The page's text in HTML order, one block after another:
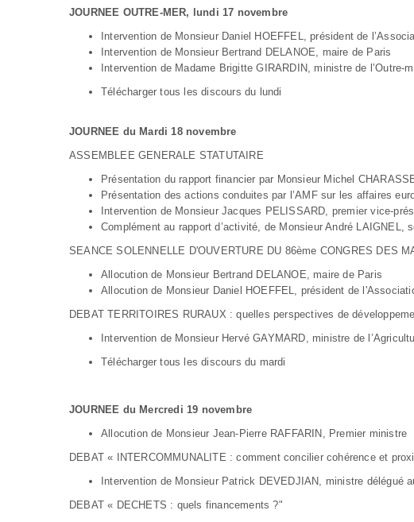
JOURNEE OUTRE-MER, lundi 17 novembre
Intervention de Monsieur Daniel HOEFFEL, président de
Intervention de Monsieur Bertrand DELANOE, maire de Paris
Intervention de Madame Brigitte GIRARDIN, ministre de l’Outre-
Télécharger tous les discours du lundi
JOURNEE du Mardi 18 novembre
ASSEMBLEE GENERALE STATUTAIRE
Présentation du rapport financier par Monsieur Michel
Présentation des actions conduites par l’AMF sur les affaires
Intervention de Monsieur Jacques PELISSARD, premier vice-
Complément au rapport d’activité, de Monsieur André LAIGNEL,
SEANCE SOLENNELLE D'OUVERTURE DU 86ème CONGRES DES
Allocution de Monsieur Bertrand DELANOE, maire de Paris
Allocution de Monsieur Daniel HOEFFEL, président de
DEBAT TERRITOIRES RURAUX : quelles perspectives de
Intervention de Monsieur Hervé GAYMARD, ministre de
Télécharger tous les discours du mardi
JOURNEE du Mercredi 19 novembre
Allocution de Monsieur Jean-Pierre RAFFARIN, Premier ministre
DEBAT « INTERCOMMUNALITE : comment concilier cohérence et
Intervention de Monsieur Patrick DEVEDJIAN, ministre délégué
DEBAT « DECHETS : quels financements ?"